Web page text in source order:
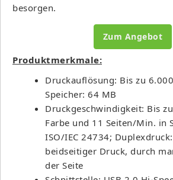
besorgen.
Zum Angebot
Produktmerkmale:
Druckauflösung: Bis zu
Speicher: 64 MB
Druckgeschwindigkeit: Bis
Farbe und 11 Seiten/Min. in
ISO/IEC 24734;
beidseitiger Druck, durch
der Seite